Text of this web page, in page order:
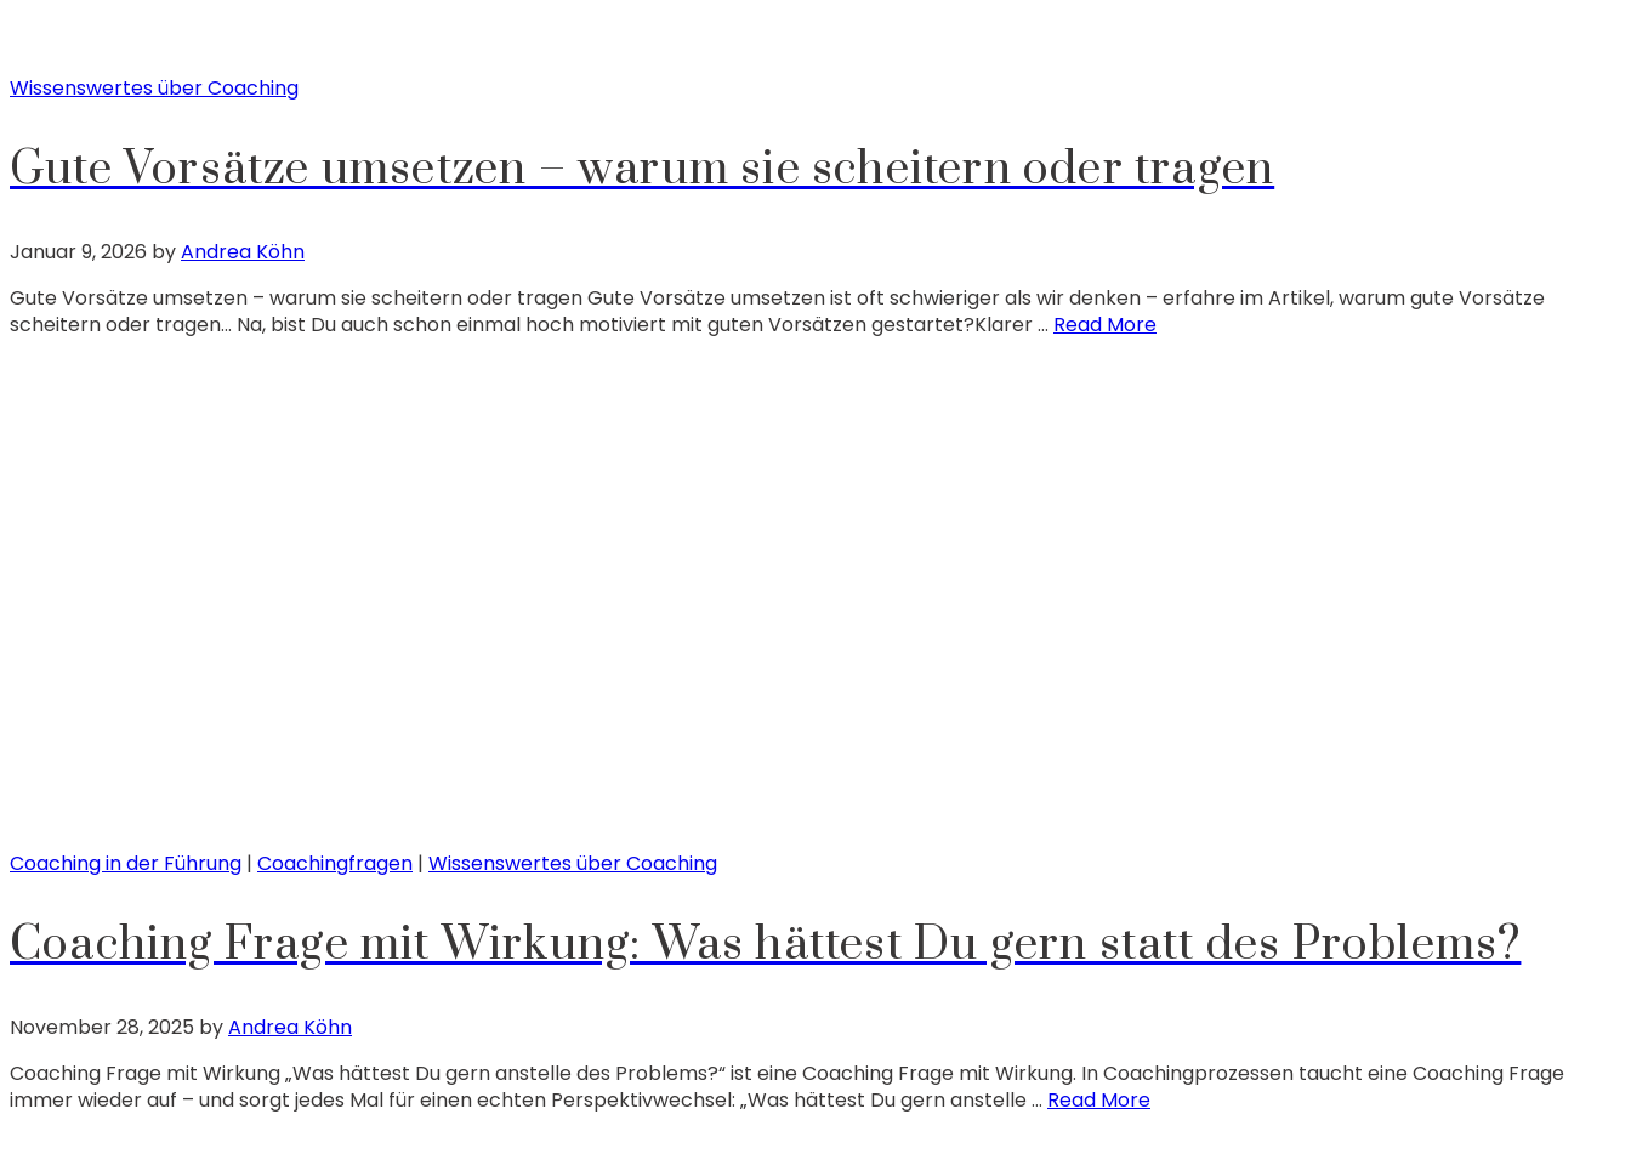
Wissenswertes über Coaching
Gute Vorsätze umsetzen – warum sie scheitern oder tragen
Januar 9, 2026 byAndrea Köhn
Gute Vorsätze umsetzen – warum sie scheitern oder tragen Gute Vorsätze umsetzen ist oft schwieriger als wir denken – erfahre im Artikel, warum gute Vorsätze
scheitern oder tragen… Na, bist Du auch schon einmal hoch motiviert mit guten Vorsätzen gestartet?Klarer … Read More
Coaching in der Führung | Coachingfragen | Wissenswertes über Coaching
Coaching Frage mit Wirkung: Was hättest Du gern statt des Problems?
November 28, 2025 byAndrea Köhn
Coaching Frage mit Wirkung „Was hättest Du gern anstelle des Problems?“ ist eine Coaching Frage mit Wirkung. In Coachingprozessen taucht eine Coaching Frage
immer wieder auf – und sorgt jedes Mal für einen echten Perspektivwechsel: „Was hättest Du gern anstelle … Read More